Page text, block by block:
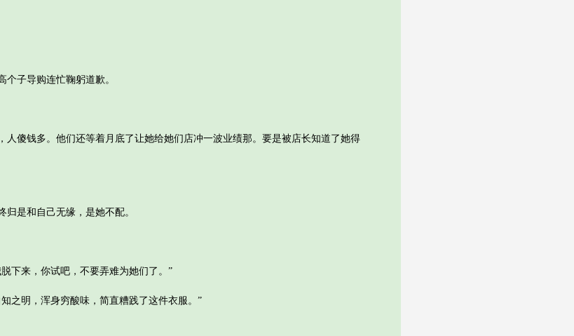
子导购连忙鞠躬道歉。
傻钱多。他们还等着月底了让她给她们店冲一波业绩那。要是被店长知道了她得
是和自己无缘，是她不配。
来，你试吧，不要弄难为她们了。”
明，浑身穷酸味，简直糟践了这件衣服。”